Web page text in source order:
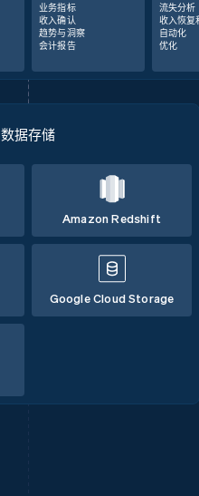
业务指标
收入确认
趋势与洞察
会计报告
流失分析
收入恢复
自动化
优化
数据存储
Amazon Redshift
Google Cloud Storage